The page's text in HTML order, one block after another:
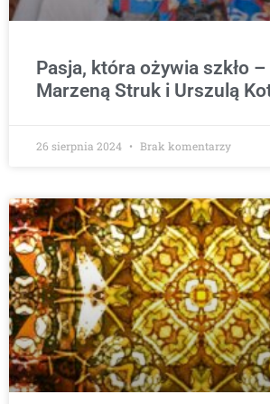
Pasja, która ożywia szkło
Marzeną Struk i Urszulą
26 sierpnia 2024 Brak komentarzy